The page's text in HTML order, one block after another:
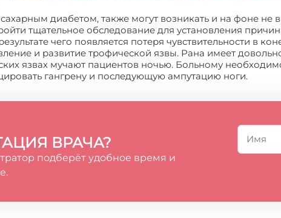
диабетом, также могут возникать и на фоне
тщательное обследование для установления
чего появляется потеря чувствительности в
и развитие трофической язвы. Рана имеет
язвах мучают пациентов ночью. Больному
гангрену и последующую ампутацию ноги.
ВРАЧА?
подберёт удобное время и